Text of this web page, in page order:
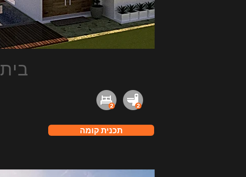
בית
תכנית קומה